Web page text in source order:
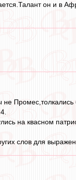
он и в
на квасном
слов для